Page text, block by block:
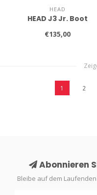
HEAD
HEAD J3 Jr. Boot
€135,00
1 2
Abonnieren
Bleibe auf dem